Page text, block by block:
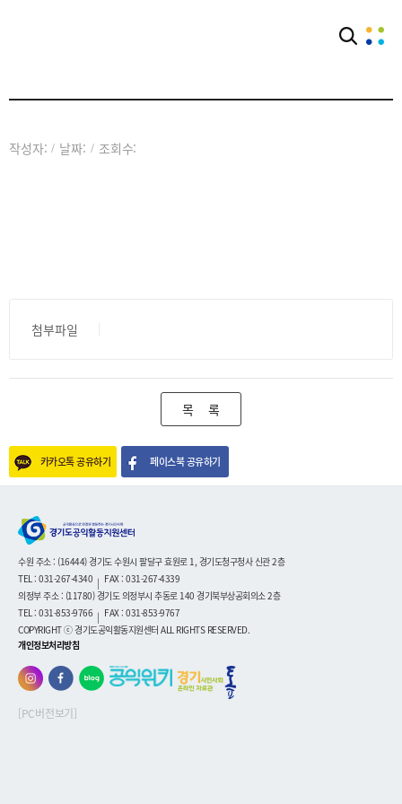
작성자: / 날짜: / 조회수:
첨부파일
카카오톡 공유하기 페이스북 공유하기
목 록
수원 주소 : (16444) 경기도 수원시 팔달구 효원로 1, 경기도청구청사 신관 2층
TEL : 031-267-4340 | FAX : 031-267-4339
의정부 주소 : (11780) 경기도 의정부시 추동로 140 경기북부상공회의소 2층
TEL : 031-853-9766 | FAX : 031-853-9767
COPYRIGHT ⓒ 경기도공익활동지원센터 ALL RIGHTS RESERVED.
개인정보처리방침
[PC버전보기]